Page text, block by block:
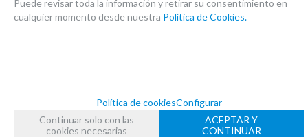
21.00%
unidad
Puede revisar toda la información y retirar su consentimiento en
cualquier momento desde nuestra Política de Cookies.
Política de cookiesConfigurar
Continuar solo con las
cookies necesarias
ACEPTAR Y
CONTINUAR